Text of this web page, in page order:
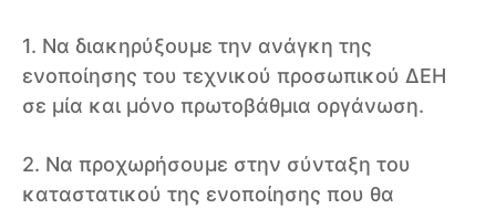
1. Να διακηρύξουμε την ανάγκη της
ενοποίησης του τεχνικού προσωπικού ΔΕΗ
σε μία και μόνο πρωτοβάθμια οργάνωση.
2. Να προχωρήσουμε στην σύνταξη του
καταστατικού της ενοποίησης που θα